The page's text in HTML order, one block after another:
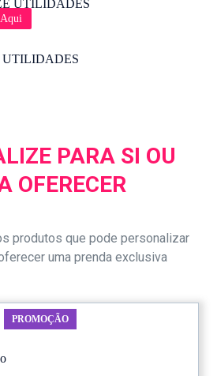
UTILIDADES
PARA SI OU
OFERECER
produtos que pode personalizar
uma prenda exclusiva
PROMOÇÃO